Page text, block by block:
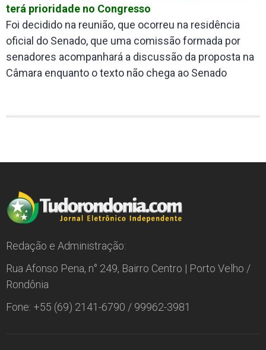
terá prioridade no Congresso
Foi decidido na reunião, que ocorreu na residência
oficial do Senado, que uma comissão formada por
senadores acompanhará a discussão da proposta na
Câmara enquanto o texto não chega ao Senado
Redação e Administração:
Rua Afonso Pena, n° 249, Bairro Centro | Porto Velho /
Rondônia
Fone: +55 (69) 2141-6790 / 99962-3981